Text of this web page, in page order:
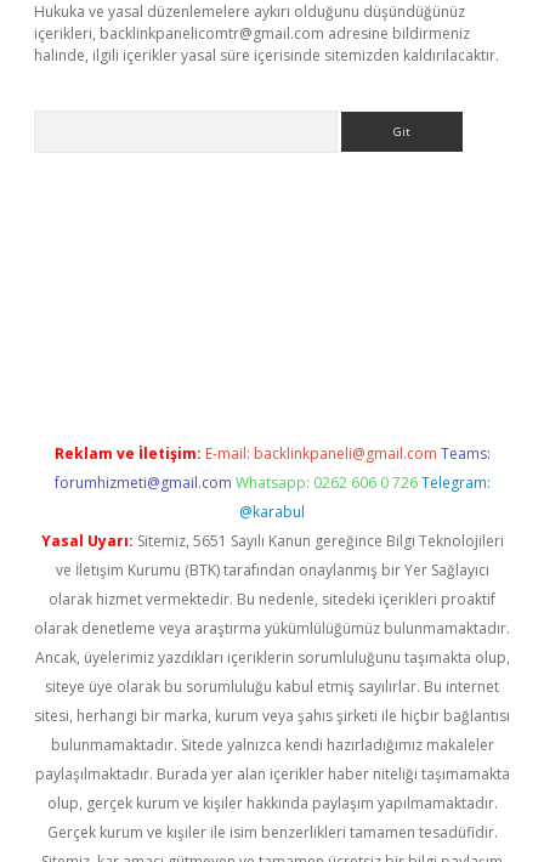
Hukuka ve yasal düzenlemelere aykırı olduğunu düşündüğünüz
içerikleri, backlinkpanelicomtr@gmail.com adresine bildirmeniz
halinde, ilgili içerikler yasal süre içerisinde sitemizden kaldırılacaktır.
Reklam ve İletişim: E-mail: backlinkpaneli@gmail.com Teams:
forumhizmeti@gmail.com Whatsapp: 0262 606 0 726 Telegram:
@karabul
Yasal Uyarı: Sitemiz, 5651 Sayılı Kanun gereğince Bilgi Teknolojileri
ve İletişim Kurumu (BTK) tarafından onaylanmış bir Yer Sağlayıcı
olarak hizmet vermektedir. Bu nedenle, sitedeki içerikleri proaktif
olarak denetleme veya araştırma yükümlülüğümüz bulunmamaktadır.
Ancak, üyelerimiz yazdıkları içeriklerin sorumluluğunu taşımakta olup,
siteye üye olarak bu sorumluluğu kabul etmiş sayılırlar. Bu internet
sitesi, herhangi bir marka, kurum veya şahıs şirketi ile hiçbir bağlantısı
bulunmamaktadır. Sitede yalnızca kendi hazırladığımız makaleler
paylaşılmaktadır. Burada yer alan içerikler haber niteliği taşımamakta
olup, gerçek kurum ve kişiler hakkında paylaşım yapılmamaktadır.
Gerçek kurum ve kişiler ile isim benzerlikleri tamamen tesadüfidir.